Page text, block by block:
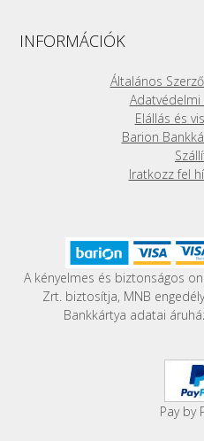
INFORMÁCIÓK
Általános
Elállás és
Barion
Iratkozz fel
A kényelmes és biztonságos
Zrt. biztosítja, MNB
Bankkártya adatai
Pay by